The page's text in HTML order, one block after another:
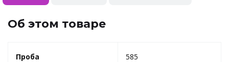
Об этом товаре
Проба 585